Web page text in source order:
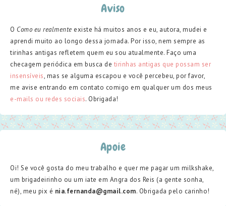
Aviso
O Como eu realmente existe há muitos anos e eu, autora, mudei e
aprendi muito ao longo dessa jornada. Por isso, nem sempre as
tirinhas antigas refletem quem eu sou atualmente. Faço uma
checagem periódica em busca de tirinhas antigas que possam ser
insensíveis, mas se alguma escapou e você percebeu, por favor,
me avise entrando em contato comigo em qualquer um dos meus
e-mails ou redes sociais. Obrigada!
Apoie
Oi! Se você gosta do meu trabalho e quer me pagar um milkshake,
um brigadeirinho ou um iate em Angra dos Reis (a gente sonha,
né), meu pix é nia.fernanda@gmail.com. Obrigada pelo carinho!